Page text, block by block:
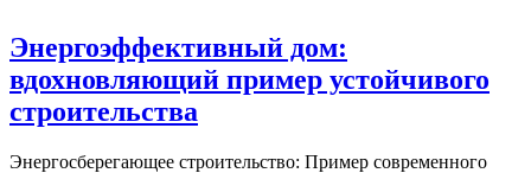
Энергоэффективный дом:
вдохновляющий пример устойчивого
строительства
Энергосберегающее строительство: Пример современного